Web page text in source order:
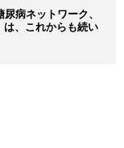
病ネットワーク、
は、これからも続い